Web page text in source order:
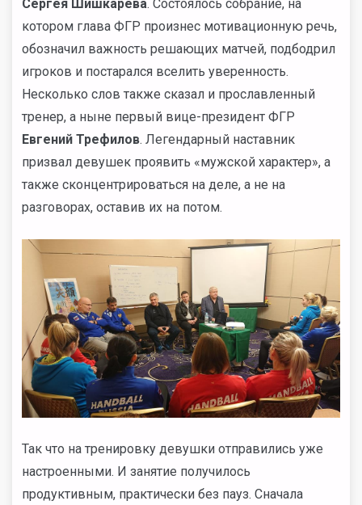
Сергея Шишкарёва. Состоялось собрание, на
котором глава ФГР произнес мотивационную речь,
обозначил важность решающих матчей, подбодрил
игроков и постарался вселить уверенность.
Несколько слов также сказал и прославленный
тренер, а ныне первый вице-президент ФГР
Евгений Трефилов. Легендарный наставник
призвал девушек проявить «мужской характер», а
также сконцентрироваться на деле, а не на
разговорах, оставив их на потом.
Так что на тренировку девушки отправились уже
настроенными. И занятие получилось
продуктивным, практически без пауз. Сначала